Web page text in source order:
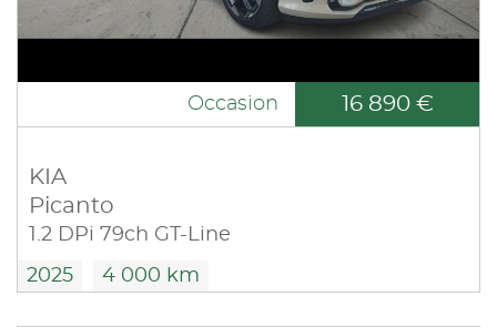
Occasion 16 890 €
KIA
Picanto
1.2 DPi 79ch GT-Line
2025 4 000 km